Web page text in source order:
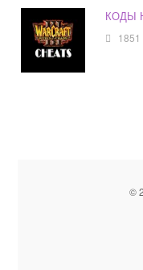
КОДЫ
1851
©